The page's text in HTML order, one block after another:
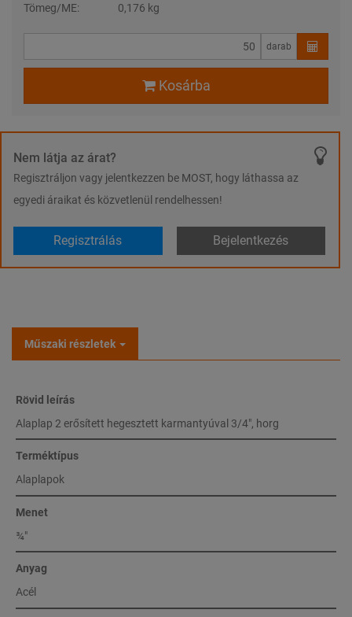
Tömeg/ME:
0,176 kg
darab
Kosárba
Nem látja az árat?
Regisztráljon vagy jelentkezzen be MOST, hogy láthassa az
egyedi áraikat és közvetlenül rendelhessen!
Regisztrálás Bejelentkezés
Műszaki részletek
Rövid leírás
Alaplap 2 erősített hegesztett karmantyúval 3/4", horg
Terméktípus
Alaplapok
Menet
¾″
Anyag
Acél